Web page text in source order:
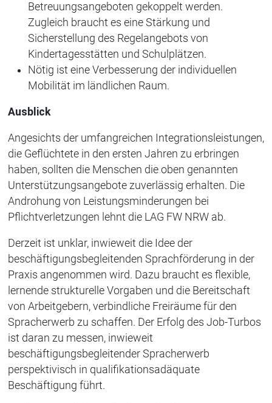
Betreuungsangeboten gekoppelt werden.
Zugleich braucht es eine Stärkung und
Sicherstellung des Regelangebots von
Kindertagesstätten und Schulplätzen.
Nötig ist eine Verbesserung der individuellen
Mobilität im ländlichen Raum.
Ausblick
Angesichts der umfangreichen Integrationsleistungen,
die Geflüchtete in den ersten Jahren zu erbringen
haben, sollten die Menschen die oben genannten
Unterstützungsangebote zuverlässig erhalten. Die
Androhung von Leistungsminderungen bei
Pflichtverletzungen lehnt die LAG FW NRW ab.
Derzeit ist unklar, inwieweit die Idee der
beschäftigungsbegleitenden Sprachförderung in der
Praxis angenommen wird. Dazu braucht es flexible,
lernende strukturelle Vorgaben und die Bereitschaft
von Arbeitgebern, verbindliche Freiräume für den
Spracherwerb zu schaffen. Der Erfolg des Job-Turbos
ist daran zu messen, inwieweit
beschäftigungsbegleitender Spracherwerb
perspektivisch in qualifikationsadäquate
Beschäftigung führt.